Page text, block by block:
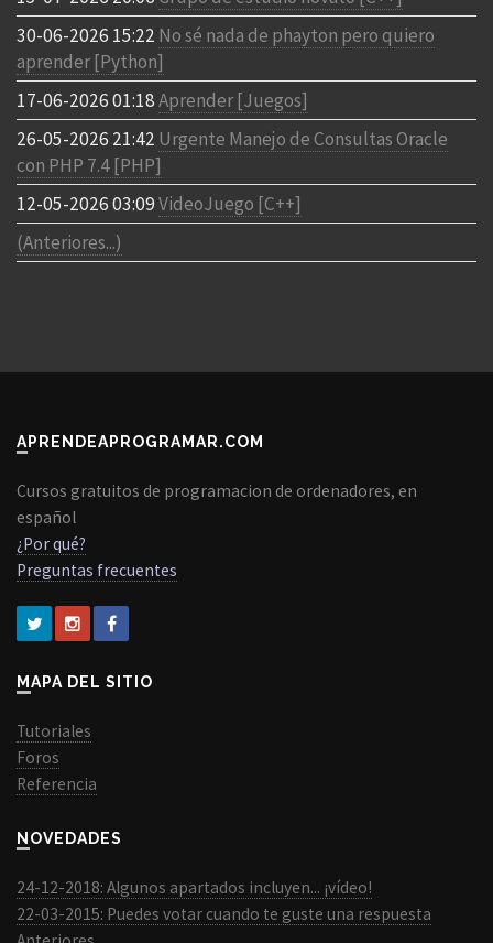
30-06-2026 15:22 No sé nada de phayton pero quiero
aprender [Python]
17-06-2026 01:18Aprender [Juegos]
26-05-2026 21:42 Urgente Manejo de Consultas Oracle
con PHP 7.4 [PHP]
12-05-2026 03:09VideoJuego [C++]
(Anteriores...)
APRENDEAPROGRAMAR.COM
Cursos gratuitos de programacion de ordenadores, en
español
¿Por qué?
Preguntas frecuentes
MAPA DEL SITIO
Tutoriales
Foros
Referencia
NOVEDADES
24-12-2018: Algunos apartados incluyen... ¡vídeo!
22-03-2015: Puedes votar cuando te guste una respuesta